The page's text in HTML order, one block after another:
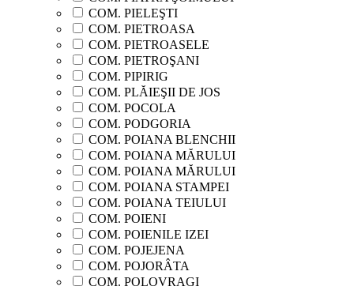
COM. PIELEŞTI
COM. PIETROASA
COM. PIETROASELE
COM. PIETROŞANI
COM. PIPIRIG
COM. PLĂIEŞII DE JOS
COM. POCOLA
COM. PODGORIA
COM. POIANA BLENCHII
COM. POIANA MĂRULUI
COM. POIANA MĂRULUI
COM. POIANA STAMPEI
COM. POIANA TEIULUI
COM. POIENI
COM. POIENILE IZEI
COM. POJEJENA
COM. POJORÂTA
COM. POLOVRAGI